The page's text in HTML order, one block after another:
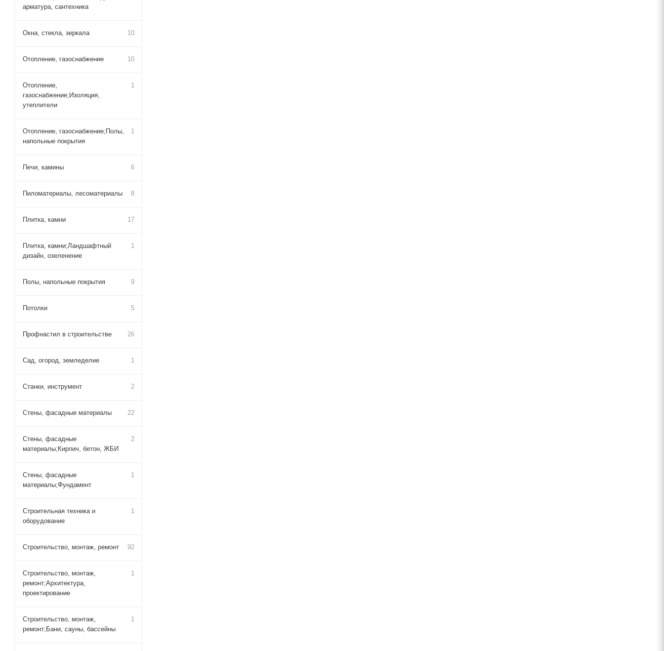
арматура, сантехника
Окна, стекла, зеркала 10
Отопление, газоснабжение 10
Отопление,
газоснабжение;Изоляция,
утеплители
1
Отопление, газоснабжение;Полы,
напольные покрытия
1
Печи, камины 6
Пиломатериалы, лесоматериалы 8
Плитка, камни 17
Плитка, камни;Ландшафтный
дизайн, озеленение
1
Полы, напольные покрытия 9
Потолки 5
Профнастил в строительстве 26
Сад, огород, земледелие 1
Станки, инструмент 2
Стены, фасадные материалы 22
Стены, фасадные
материалы;Кирпич, бетон, ЖБИ
2
Стены, фасадные
материалы;Фундамент
1
Строительная техника и
оборудование
1
Строительство, монтаж, ремонт 92
Строительство, монтаж,
ремонт;Архитектура,
проектирование
1
Строительство, монтаж,
ремонт;Бани, сауны, бассейны
1